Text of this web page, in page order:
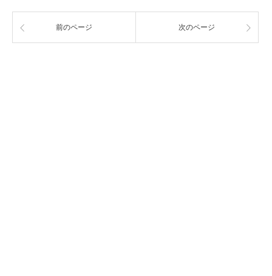
前のページ 次のページ